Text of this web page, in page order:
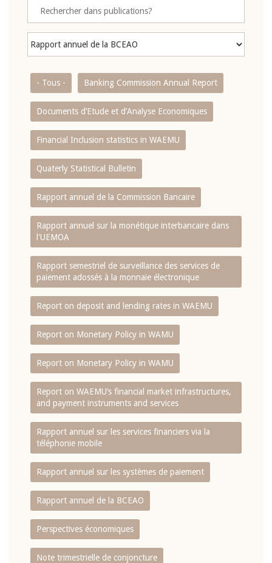
- Tous - Banking Commission Annual Report
Documents d’Etude et d’Analyse Economiques
Financial Inclusion statistics in WAEMU
Quaterly Statistical Bulletin
Rapport annuel de la Commission Bancaire
Rapport annuel sur la monétique interbancaire dans
l'UEMOA
Rapport semestriel de surveillance des services de
paiement adossés à la monnaie électronique
Report on deposit and lending rates in WAEMU
Report on Monetary Policy in WAMU
Report on Monetary Policy in WAMU
Report on WAEMU’s financial market infrastructures,
and payment instruments and services
Rapport annuel sur les services financiers via la
téléphonie mobile
Rapport annuel sur les systèmes de paiement
Rapport annuel de la BCEAO
Perspectives économiques
Note trimestrielle de conjoncture